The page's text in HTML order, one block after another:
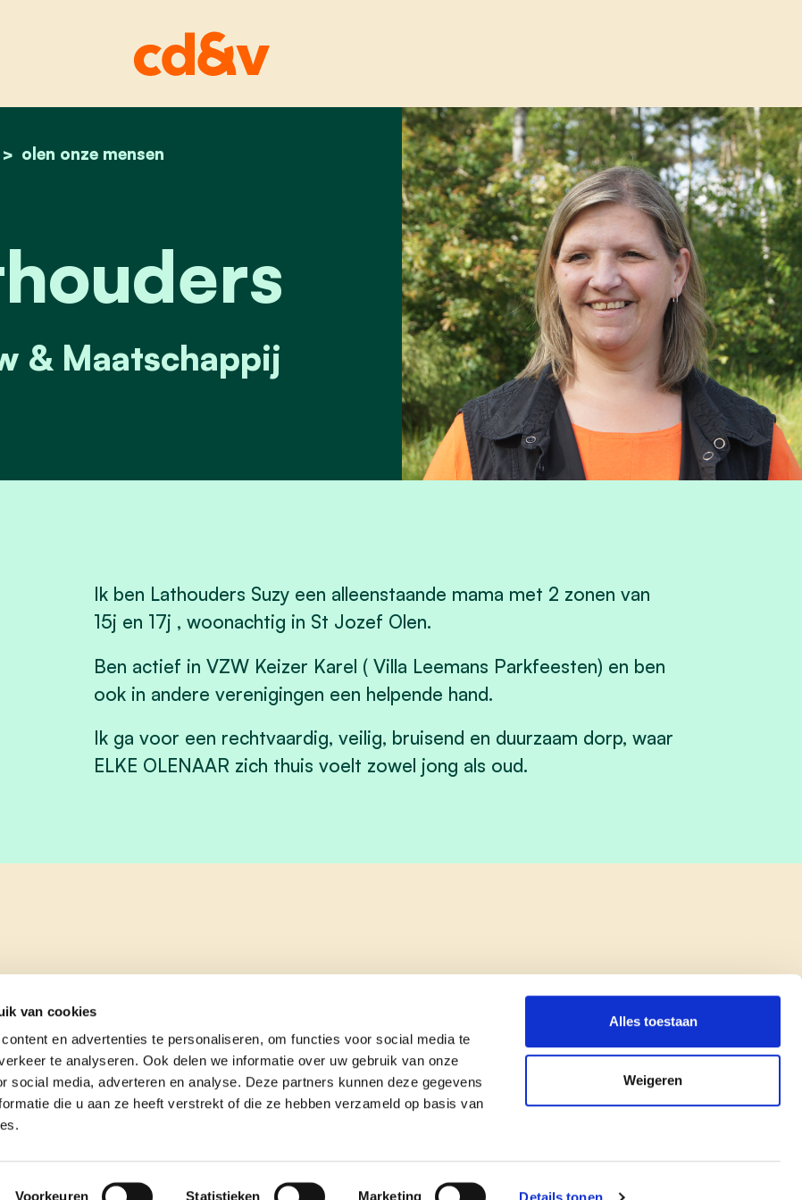
van cookies
en advertenties te personaliseren, om functies voor social media te
te analyseren. Ook delen we informatie over uw gebruik van onze
social media, adverteren en analyse. Deze partners kunnen deze gegevens
die u aan ze heeft verstrekt of die ze hebben verzameld op basis van
Voorkeuren Statistieken Marketing Details tonen
Alles toestaan
Weigeren
home
olen onze mensen
suzy lathouders
& Maatschappij
Ik ben Lathouders Suzy een alleenstaande mama met 2 zonen van
15j en 17j , woonachtig in St Jozef Olen.
Ben actief in VZW Keizer Karel ( Villa Leemans Parkfeesten) en ben
ook in andere verenigingen een helpende hand.
Ik ga voor een rechtvaardig, veilig, bruisend en duurzaam dorp, waar
ELKE OLENAAR zich thuis voelt zowel jong als oud.
contact